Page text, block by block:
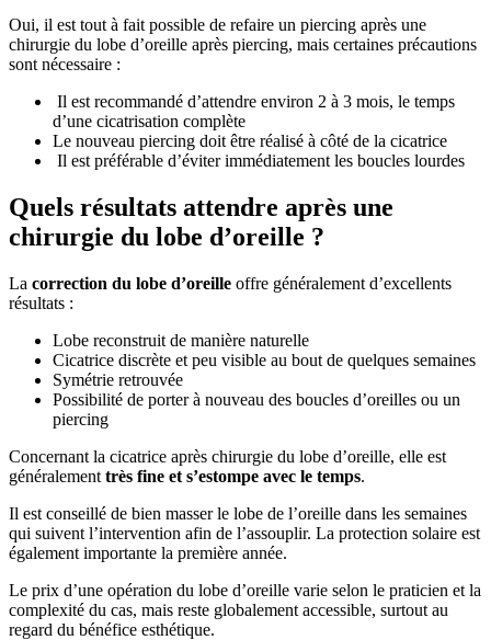
Oui, il est tout à fait possible de refaire un piercing après une
chirurgie du lobe d’oreille après piercing, mais certaines précautions
sont nécessaire :
Il est recommandé d’attendre environ 2 à 3 mois, le temps
d’une cicatrisation complète
Le nouveau piercing doit être réalisé à côté de la cicatrice
Il est préférable d’éviter immédiatement les boucles lourdes
Quels résultats attendre après une
chirurgie du lobe d’oreille ?
La correction du lobe d’oreille offre généralement d’excellents
résultats :
Lobe reconstruit de manière naturelle
Cicatrice discrète et peu visible au bout de quelques semaines
Symétrie retrouvée
Possibilité de porter à nouveau des boucles d’oreilles ou un
piercing
Concernant la cicatrice après chirurgie du lobe d’oreille, elle est
généralement très fine et s’estompe avec le temps.
Il est conseillé de bien masser le lobe de l’oreille dans les semaines
qui suivent l’intervention afin de l’assouplir. La protection solaire est
également importante la première année.
Le prix d’une opération du lobe d’oreille varie selon le praticien et la
complexité du cas, mais reste globalement accessible, surtout au
regard du bénéfice esthétique.